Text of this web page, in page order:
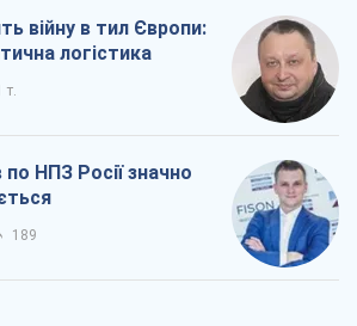
війну в тил Європи:
логістика
т.
по НПЗ Росії значно
189